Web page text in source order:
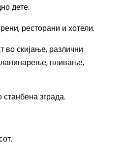
дете.
ресторани и хотели.
во скијање, различни
пливање,
зграда.